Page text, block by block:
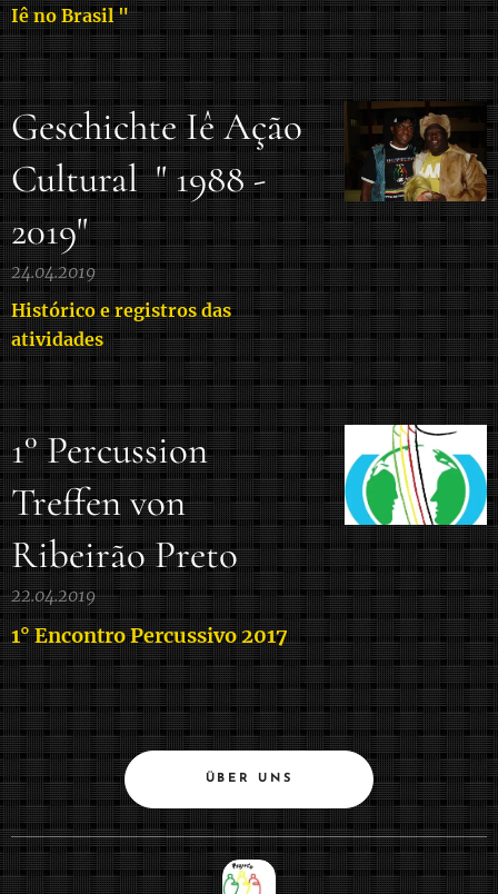
Iê no Brasil"
Geschichte Iê Ação
Cultural " 1988 -
2019"
24.04.2019
Histórico e registros das
atividades
1° Percussion
Treffen von
Ribeirão Preto
22.04.2019
1° Encontro Percussivo 2017
ÜBER UNS